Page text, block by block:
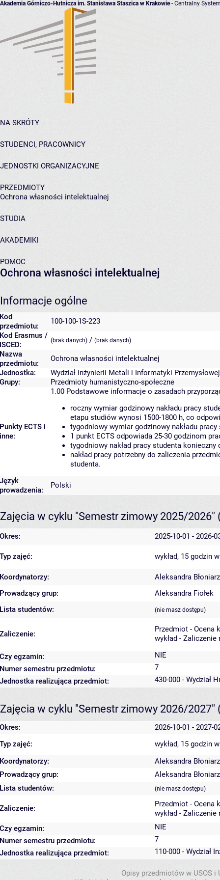
Akademia Górniczo-Hutnicza im. Stanisława Staszica w Krakowie- Centralny
NA SKRÓTY
STUDENCI, PRACOWNICY
JEDNOSTKI ORGANIZACYJNE
PRZEDMIOTY
Ochrona własności intelektualnej
STUDIA
AKADEMIKI
POMOC
Ochrona własności intelektualnej
Informacje ogólne
Kod
przedmiotu:
100-100-1S-223
Kod Erasmus /
ISCED:
(brak danych) / (brak danych)
Nazwa
przedmiotu:
Ochrona własności intelektualnej
Jednostka:
Wydział Inżynierii Metali i Informatyki Przemysłowej
Grupy:
Przedmioty humanistyczno-społeczne
Punkty ECTS i
inne:
1.00 Podstawowe informacje o zasadach
roczny wymiar godzinowy nakładu pracy
etapu studiów wynosi 1500-1800 h, co
tygodniowy wymiar godzinowy nakładu
1 punkt ECTS odpowiada 25-30 godzinom
tygodniowy nakład pracy studenta
nakład pracy potrzebny do zaliczenia
studenta.
Język
prowadzenia:
Polski
Zajęcia w cyklu "Semestr zimowy 2025/2026"
Okres: 2025-10-01 - 2026-
Typ zajęć: wykład, 15 godzin
Koordynatorzy:
Aleksandra Błoniarz
Prowadzący grup:
Aleksandra Fiołek
Lista studentów:
(nie masz dostępu)
Zaliczenie:
Przedmiot - Ocena
wykład - Zaliczenie
Czy egzamin:
NIE
Numer semestru przedmiotu:
7
Jednostka realizująca przedmiot:
430-000 - Wydział
Zajęcia w cyklu "Semestr zimowy 2026/2027"
Okres:
2026-10-01 - 2027-
Typ zajęć:
wykład, 15 godzin
Koordynatorzy:
Aleksandra Błoniarz
Prowadzący grup:
Aleksandra Błoniarz
Lista studentów:
(nie masz dostępu)
Zaliczenie:
Przedmiot - Ocena
wykład - Zaliczenie
Czy egzamin:
NIE
Numer semestru przedmiotu:
7
Jednostka realizująca przedmiot:
110-000 - Wydział
Opisy przedmiotów w USOS